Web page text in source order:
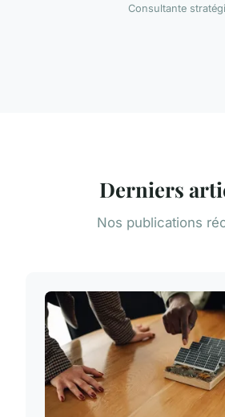
Consultante
Derniers
Nos publications